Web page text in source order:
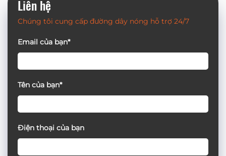
Liên hệ
Chúng tôi cung cấp đường dây nóng hỗ trợ 24/7
Email của bạn*
Tên của bạn*
Điện thoại của bạn